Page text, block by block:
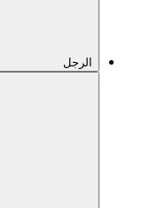
الرجل